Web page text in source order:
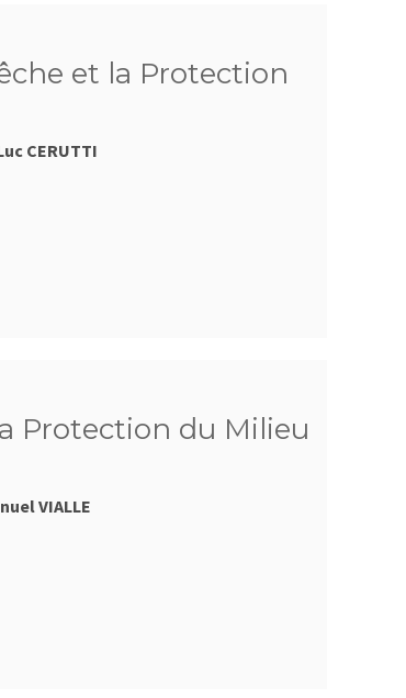
et la Protection
CERUTTI
Protection du Milieu
VIALLE